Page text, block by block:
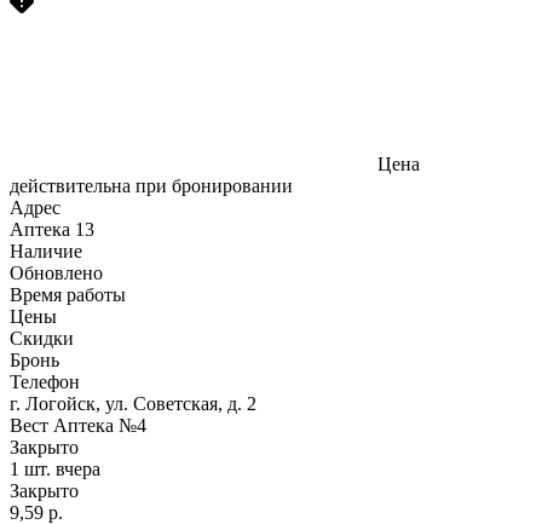
Цена
действительна при бронировании
Адрес
Аптека 13
Наличие
Обновлено
Время работы
Цены
Скидки
Бронь
Телефон
г. Логойск, ул. Советская, д. 2
Вест Аптека №4
Закрыто
1 шт. вчера
Закрыто
9,59 р.